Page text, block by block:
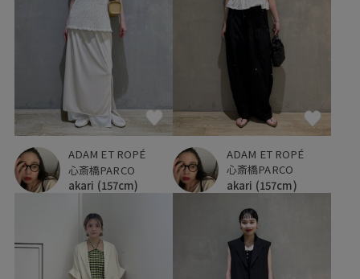
ADAM ET ROPÉ
心斎橋PARCO
akari (157cm)
ADAM ET ROPÉ
心斎橋PARCO
akari (157cm)